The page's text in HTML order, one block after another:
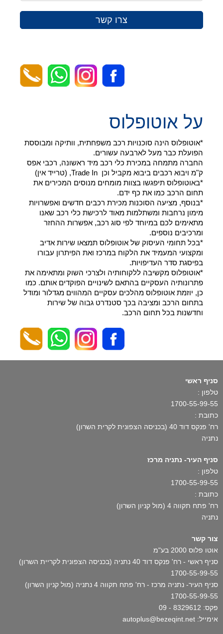
צרו קשר
על אוטופלוס
*אוטופלוס הינה סוכנויות רכב משפחתית, וותיקה ומבוססת
הפועלת כבר מעל לארבעה עשורים.
החברה מתמחה במכירת כלי רכב מיד ראשונה, רכבי אפס
ק"מ ויבוא רכבים ביבוא מקביל וכן Trade In, (טרייד אין)
*באוטופלוס תיפגשו בצוות מומחים מנוסים המכירים את
תחום הרכב כמו את כף ידם.
*בנוסף, מציעה הסוכנות מכירת רכבים חדשים ואפשרויות
מימון נרחבות ומשתלמות מאוד לרכישת כלי רכב שאנו
מתאימים לכם במיוחד לפי סוג רכב, אפשרות ההחזר
ומרכיבים נוספים.
*בכל תחומי העיסוק של אוטופלוס תמצאו שירות אדיב
ומקצועי המעמיד את הלקוח במרכז ואת הפיתרון עבורו
בפיסגת סדר העדיפויות.
*אוטופלוס מקשיבה ללקוחותיה ולצרכי השוק ומתאימה את
פתרונותיה העסקיים בהתאם לשינויים הפוקדים אותם. כמו
כן, יוזמת אוטופלוס מהלכים עסקיים המהווים מגדלור ומודל
בתחום הרכב ומציבה בכך סטנדרט גבוה של שירות
וחדשנות בכל תחום הרכב.
סניף ראשי
טלפון :
1700-55-99-55
כתובת :
רח' פנקס דוד 40 (בכניסה הצפונית לקרית השרון)
נתניה
סניף העיר- נתניה מרכז
טלפון :
1700-55-99-55
כתובת :
רח' פתח תקווה 4 (מול קניון השרון)
נתניה
צור קשר
אוטו פלוס 2000 בע"מ
סניף ראשי - רח' פנקס דוד 40 נתניה (בכניסה הצפונית לקריית השרון)
1700-55-99-55
סניף העיר- נתניה מרכז - רח' פתח תקווה 4 נתניה (מול קניון השרון)
1700-55-99-55
פקס: 8329612 - 09
אימייל: autoplus@bezeqint.net